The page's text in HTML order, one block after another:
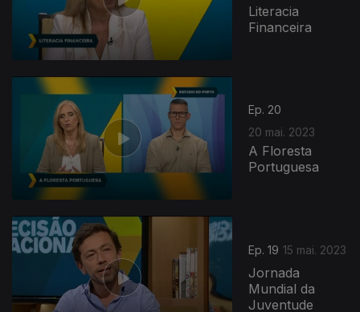
Literacia
Financeira
Ep. 20
20 mai. 2023
A Floresta
Portuguesa
Ep. 19 15 mai. 2023
Jornada
Mundial da
Juventude